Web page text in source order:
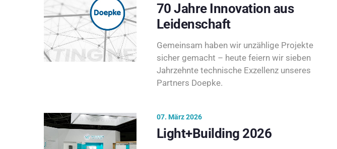
70 Jahre Innovation aus
Leidenschaft
Gemeinsam haben wir unzählige Projekte
sicher gemacht – heute feiern wir sieben
Jahrzehnte technische Exzellenz unseres
Partners Doepke.
07. März 2026
Light+Building 2026